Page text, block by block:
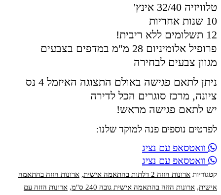
טלוויזיה 32/40 אינץ'
10 שנות אחריות
12 תשלומים ללא ריבית!
פרופיל אלומיניום 28 מ"מ במדפים בצבעים
מגוון צבעים לבחירה
ניתן לתאם פגישה באולם התצוגה האיזמל 4 נס
ציונה, מרכז סוגרים הכל לדירה
יש לתאם פגישה מראש!
לפרטים נוספים פנה למוקד שלנו:
וואטסאפ עם נציג
וואטסאפ עם נציג
קטגוריות ארונות הזזה 2 דלתות בהתאמה אישית , ארונות הזזה בהתאמה
אישית, ארונות הזזה בהתאמה אישית גובה 240 ס"מ , ארונות הזזה עם